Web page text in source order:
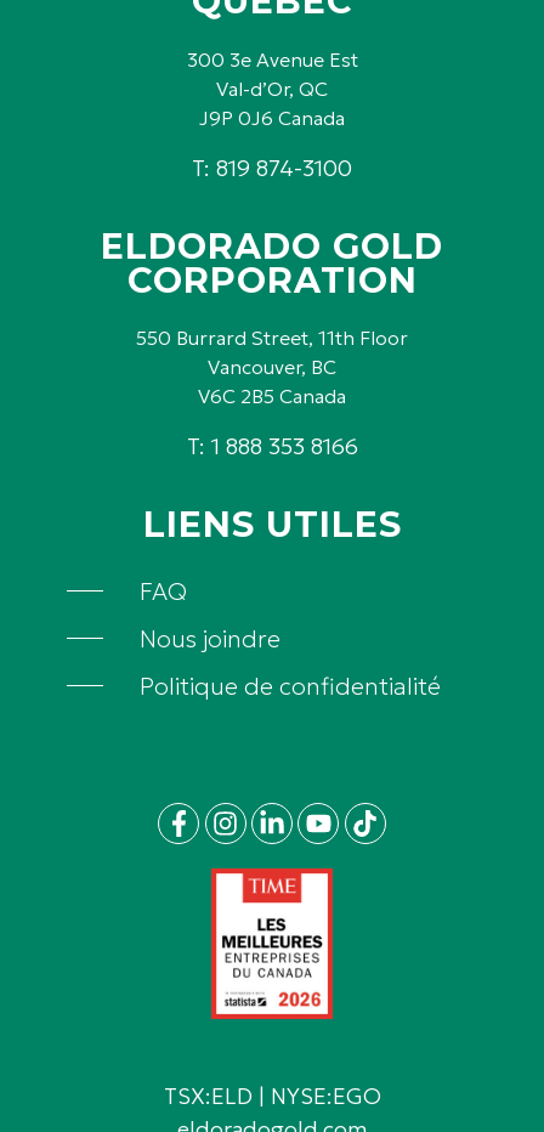
300 3e Avenue Est
Val-d’Or, QC
J9P 0J6 Canada
T: 819 874-3100
ELDORADO GOLD
CORPORATION
550 Burrard Street, 11th Floor
Vancouver, BC
V6C 2B5 Canada
T: 1 888 353 8166
LIENS UTILES
FAQ
Nous joindre
Politique de confidentialité
TSX:ELD | NYSE:EGO